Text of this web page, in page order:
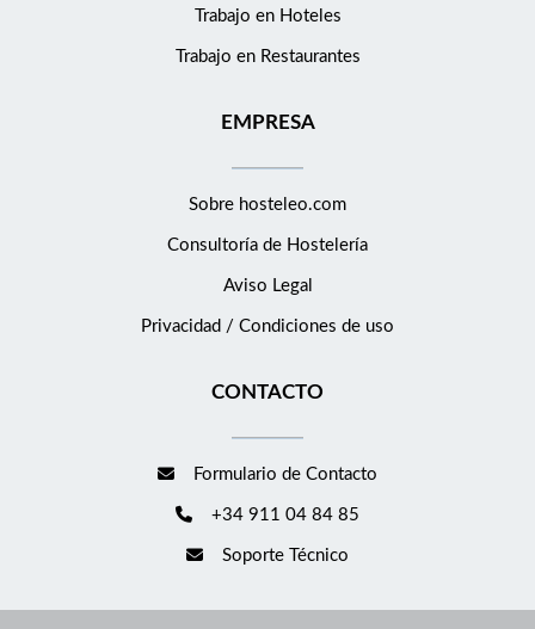
la ciudad · Contrato eventual · Jornada completa · Salario
como en variedad servicios y productos. ¡Te esperamos!
Trabajo en Hoteles
Trabajo en Restaurantes
EMPRESA
Sobre hosteleo.com
Consultoría de Hostelería
Aviso Legal
Privacidad / Condiciones de uso
CONTACTO
Formulario de Contacto
+34 911 04 84 85
Soporte Técnico